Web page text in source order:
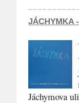
JÁCHYMKA
Jáchymova